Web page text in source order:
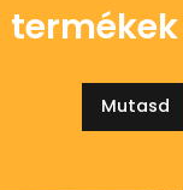
termékek
Mutasd